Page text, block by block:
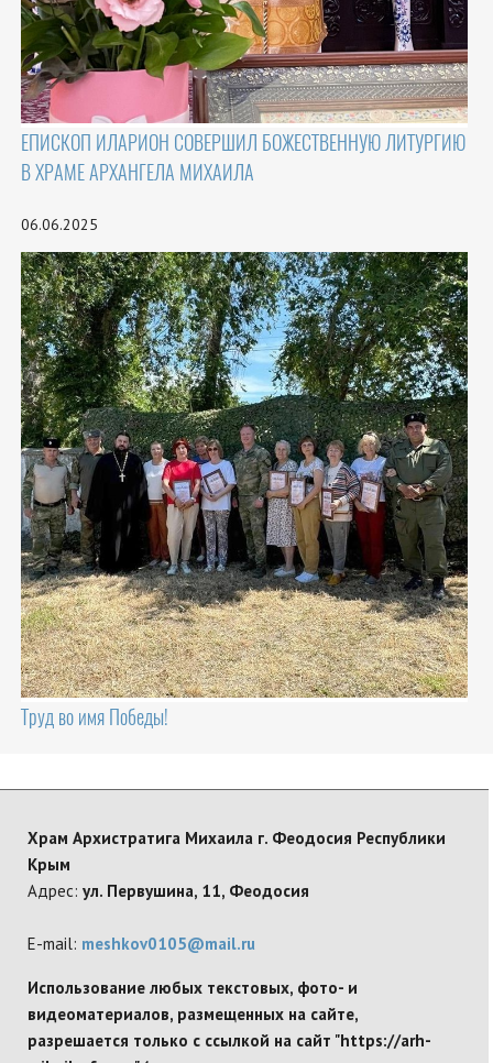
ЕПИСКОП ИЛАРИОН СОВЕРШИЛ БОЖЕСТВЕННУЮ ЛИТУРГИЮ
В ХРАМЕ АРХАНГЕЛА МИХАИЛА
06.06.2025
Труд во имя Победы!
Храм Архистратига Михаила г. Феодосия Республики
Крым
Адрес: ул. Первушина, 11, Феодосия
E-mail: meshkov0105@mail.ru
Использование любых текстовых, фото- и
видеоматериалов, размещенных на сайте,
разрешается только с ссылкой на сайт "https://arh-